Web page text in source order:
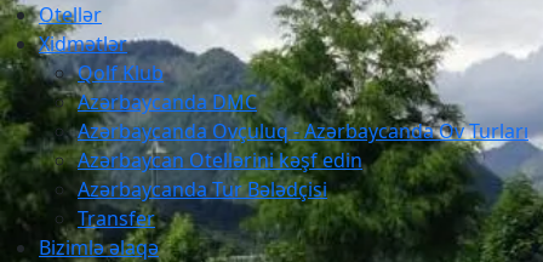
Otellər
Xidmətlər
Qolf Klub
Azərbaycanda DMC
Azərbaycanda Ovçuluq - Azərbaycanda Ov Turları
Azərbaycan Otellərini kəşf edin
Azərbaycanda Tur Bələdçisi
Transfer
Bizimlə əlaqə